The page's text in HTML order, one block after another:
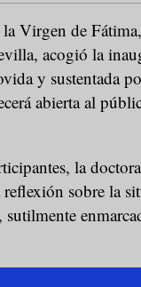
Virgen de
acogió la
y sustentada
abierta al
la
sobre la